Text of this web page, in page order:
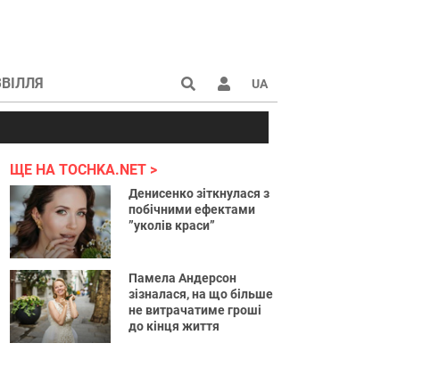
UA
в Україні 2022
ЩЕ НА TOCHKA.NET
Денисенко зіткнулася з
побічними ефектами
”уколів краси”
Памела Андерсон
зізналася, на що більше
не витрачатиме гроші
до кінця життя